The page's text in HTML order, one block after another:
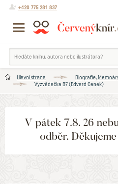
+420 775 281 837
Hlavní strana
Biografie,
Vyzvědačka B7 (Edvard Cenek)
V pátek 7.8. 26
odběr.